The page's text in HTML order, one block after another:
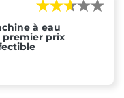
à eau
premier prix